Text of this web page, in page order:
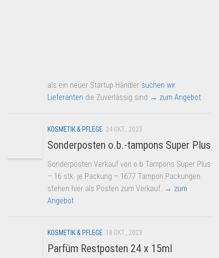
als ein neuer Startup Händler suchen wir
Lieferanten die Zuverlässig sind → zum Angebot
KOSMETIK & PFLEGE 24 OKT., 2023
Sonderposten o.b.-tampons Super Plus
Sonderposten Verkauf von o.b Tampons Super Plus
– 16 stk. je Packung – 1677 Tampon Packungen
stehen hier als Posten zum Verkauf. → zum
Angebot
KOSMETIK & PFLEGE 18 OKT., 2023
Parfüm Restposten 24 x 15ml